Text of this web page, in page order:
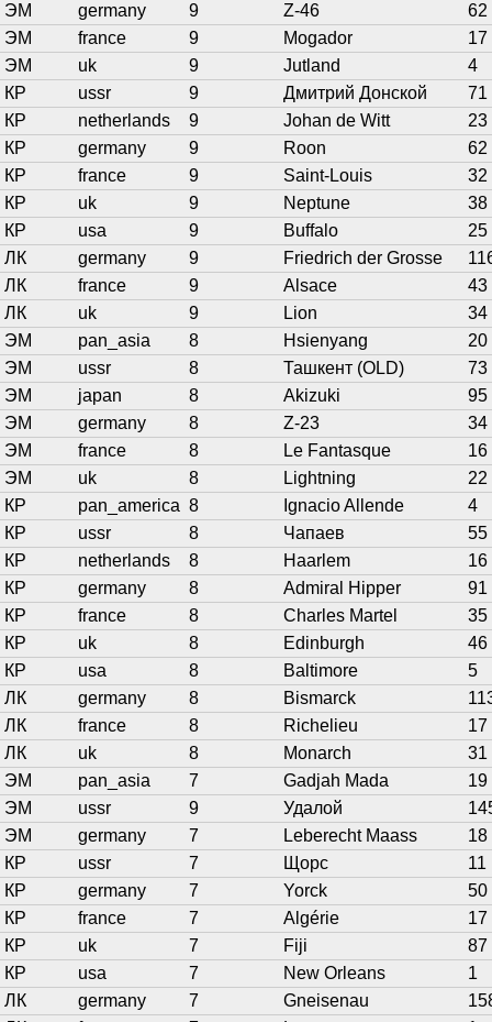
ЭМ
germany 9 Z-46
62
ЭМ
france 9 Mogador
17
ЭМ
uk 9 Jutland
4
КР
ussr 9 Дмитрий Донской
71
КР
netherlands 9 Johan de Witt
23
КР
germany 9 Roon
62
КР
france 9 Saint-Louis
32
КР
uk 9 Neptune
38
КР
usa 9 Buffalo
25
ЛК
germany 9 Friedrich der Grosse
ЛК
france 9 Alsace
43
ЛК
uk 9 Lion
34
ЭМ
pan_asia 8 Hsienyang
20
ЭМ
ussr 8 Ташкент (OLD)
73
ЭМ
japan 8 Akizuki
95
ЭМ
germany 8 Z-23
34
ЭМ
france 8 Le Fantasque
16
ЭМ
uk 8 Lightning
22
КР
pan_america 8 Ignacio Allende
4
КР
ussr 8 Чапаев
55
КР
netherlands 8 Haarlem
16
КР
germany 8 Admiral Hipper
91
КР
france 8 Charles Martel
35
КР
uk 8 Edinburgh
46
КР
usa 8 Baltimore
5
ЛК
germany 8 Bismarck
ЛК
france 8 Richelieu
17
ЛК
uk 8 Monarch
31
ЭМ
pan_asia 7 Gadjah Mada
19
ЭМ
ussr 9 Удалой
ЭМ
germany 7 Leberecht Maass
18
КР
ussr 7 Щорс
11
КР
germany 7 Yorck
50
КР
france 7 Algérie
17
КР
uk 7 Fiji
87
КР
usa 7 New Orleans
1
ЛК
germany 7 Gneisenau